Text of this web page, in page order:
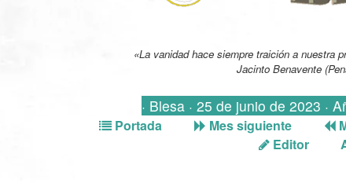
«La vanidad hace siempre traición a nuestra
Jacinto Benavente
· Blesa · 25 de junio de 2023 ·
Portada Mes siguiente
Editor